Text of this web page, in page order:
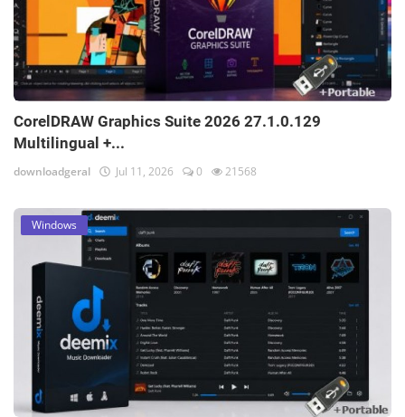
CorelDRAW Graphics Suite 2026 27.1.0.129
Multilingual +...
downloadgeral Jul 11, 2026 0 21568
Windows